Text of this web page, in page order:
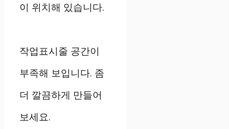
이 위치해 있습니다.
작업표시줄 공간이
부족해 보입니다. 좀
더 깔끔하게 만들어
보세요.